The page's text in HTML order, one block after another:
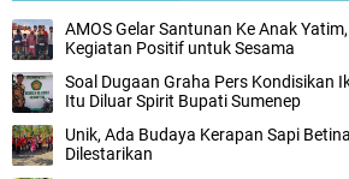
AMOS Gelar Santunan Ke Anak
Kegiatan Positif untuk Sesama
Soal Dugaan Graha Pers Kondisikan
Itu Diluar Spirit Bupati Sumenep
Unik, Ada Budaya Kerapan Sapi
Dilestarikan